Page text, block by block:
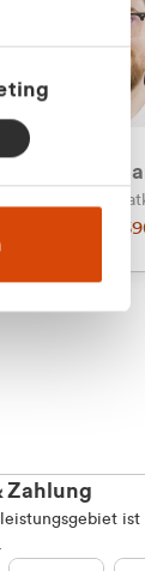
Julian
Vertrieb -
0216 237
Zahlung
ist